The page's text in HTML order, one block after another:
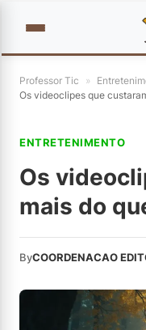
Professor Tic »
Os videoclipes que
ENTRETENIMENTO
Os
mais do
ByCOORDENACAO